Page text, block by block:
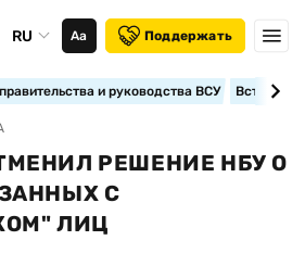
RU Аа Поддержать
и руководства ВСУ
РЕШЕНИЕ НБУ О
С
ЛИЦ